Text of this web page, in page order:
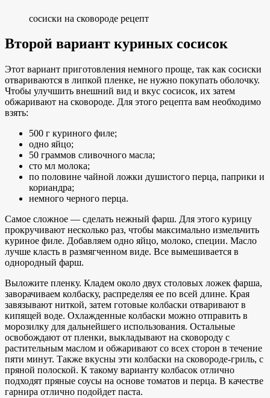
сосиски на сковороде рецепт
Второй вариант куриных сосисок
Этот вариант приготовления немного проще, так как сосиски
отвариваются в липкой пленке, не нужно покупать оболочку.
Чтобы улучшить внешний вид и вкус сосисок, их затем
обжаривают на сковороде. Для этого рецепта вам необходимо
взять:
500 г куриного филе;
одно яйцо;
50 граммов сливочного масла;
сто мл молока;
по половине чайной ложки душистого перца, паприки и
кориандра;
немного черного перца.
Самое сложное — сделать нежный фарш. Для этого курицу
прокручивают несколько раз, чтобы максимально измельчить
куриное филе. Добавляем одно яйцо, молоко, специи. Масло
лучше класть в размягченном виде. Все вымешивается в
однородный фарш.
Выложите пленку. Кладем около двух столовых ложек фарша,
заворачиваем колбаску, распределяя ее по всей длине. Края
завязывают ниткой, затем готовые колбаски отваривают в
кипящей воде. Охлажденные колбаски можно отправить в
морозилку для дальнейшего использования. Остальные
освобождают от пленки, выкладывают на сковороду с
растительным маслом и обжаривают со всех сторон в течение
пяти минут. Также вкусны эти колбаски на сковороде-гриль, с
пряной полоской. К такому варианту колбасок отлично
подходят пряные соусы на основе томатов и перца. В качестве
гарнира отлично подойдет паста.